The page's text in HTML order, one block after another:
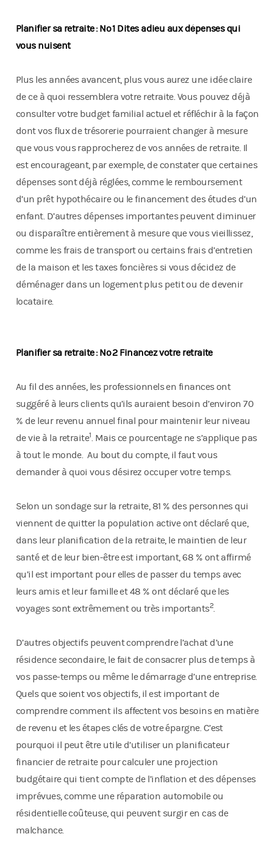
Planifier sa retraite : No 1 Dites adieu aux dépenses qui
vous nuisent
Plus les années avancent, plus vous aurez une idée claire
de ce à quoi ressemblera votre retraite. Vous pouvez déjà
consulter votre budget familial actuel et réfléchir à la façon
dont vos flux de trésorerie pourraient changer à mesure
que vous vous rapprocherez de vos années de retraite. Il
est encourageant, par exemple, de constater que certaines
dépenses sont déjà réglées, comme le remboursement
d’un prêt hypothécaire ou le financement des études d’un
enfant. D’autres dépenses importantes peuvent diminuer
ou disparaître entièrement à mesure que vous vieillissez,
comme les frais de transport ou certains frais d’entretien
de la maison et les taxes foncières si vous décidez de
déménager dans un logement plus petit ou de devenir
locataire.
Planifier sa retraite : No 2 Financez votre retraite
Au fil des années, les professionnels en finances ont
suggéré à leurs clients qu’ils auraient besoin d’environ 70
% de leur revenu annuel final pour maintenir leur niveau
de vie à la retraite1. Mais ce pourcentage ne s’applique pas
à tout le monde. Au bout du compte, il faut vous
demander à quoi vous désirez occuper votre temps.
Selon un sondage sur la retraite, 81 % des personnes qui
viennent de quitter la population active ont déclaré que,
dans leur planification de la retraite, le maintien de leur
santé et de leur bien-être est important, 68 % ont affirmé
qu’il est important pour elles de passer du temps avec
leurs amis et leur famille et 48 % ont déclaré que les
voyages sont extrêmement ou très importants2.
D’autres objectifs peuvent comprendre l’achat d’une
résidence secondaire, le fait de consacrer plus de temps à
vos passe-temps ou même le démarrage d’une entreprise.
Quels que soient vos objectifs, il est important de
comprendre comment ils affectent vos besoins en matière
de revenu et les étapes clés de votre épargne. C’est
pourquoi il peut être utile d’utiliser un planificateur
financier de retraite pour calculer une projection
budgétaire qui tient compte de l’inflation et des dépenses
imprévues, comme une réparation automobile ou
résidentielle coûteuse, qui peuvent surgir en cas de
malchance.